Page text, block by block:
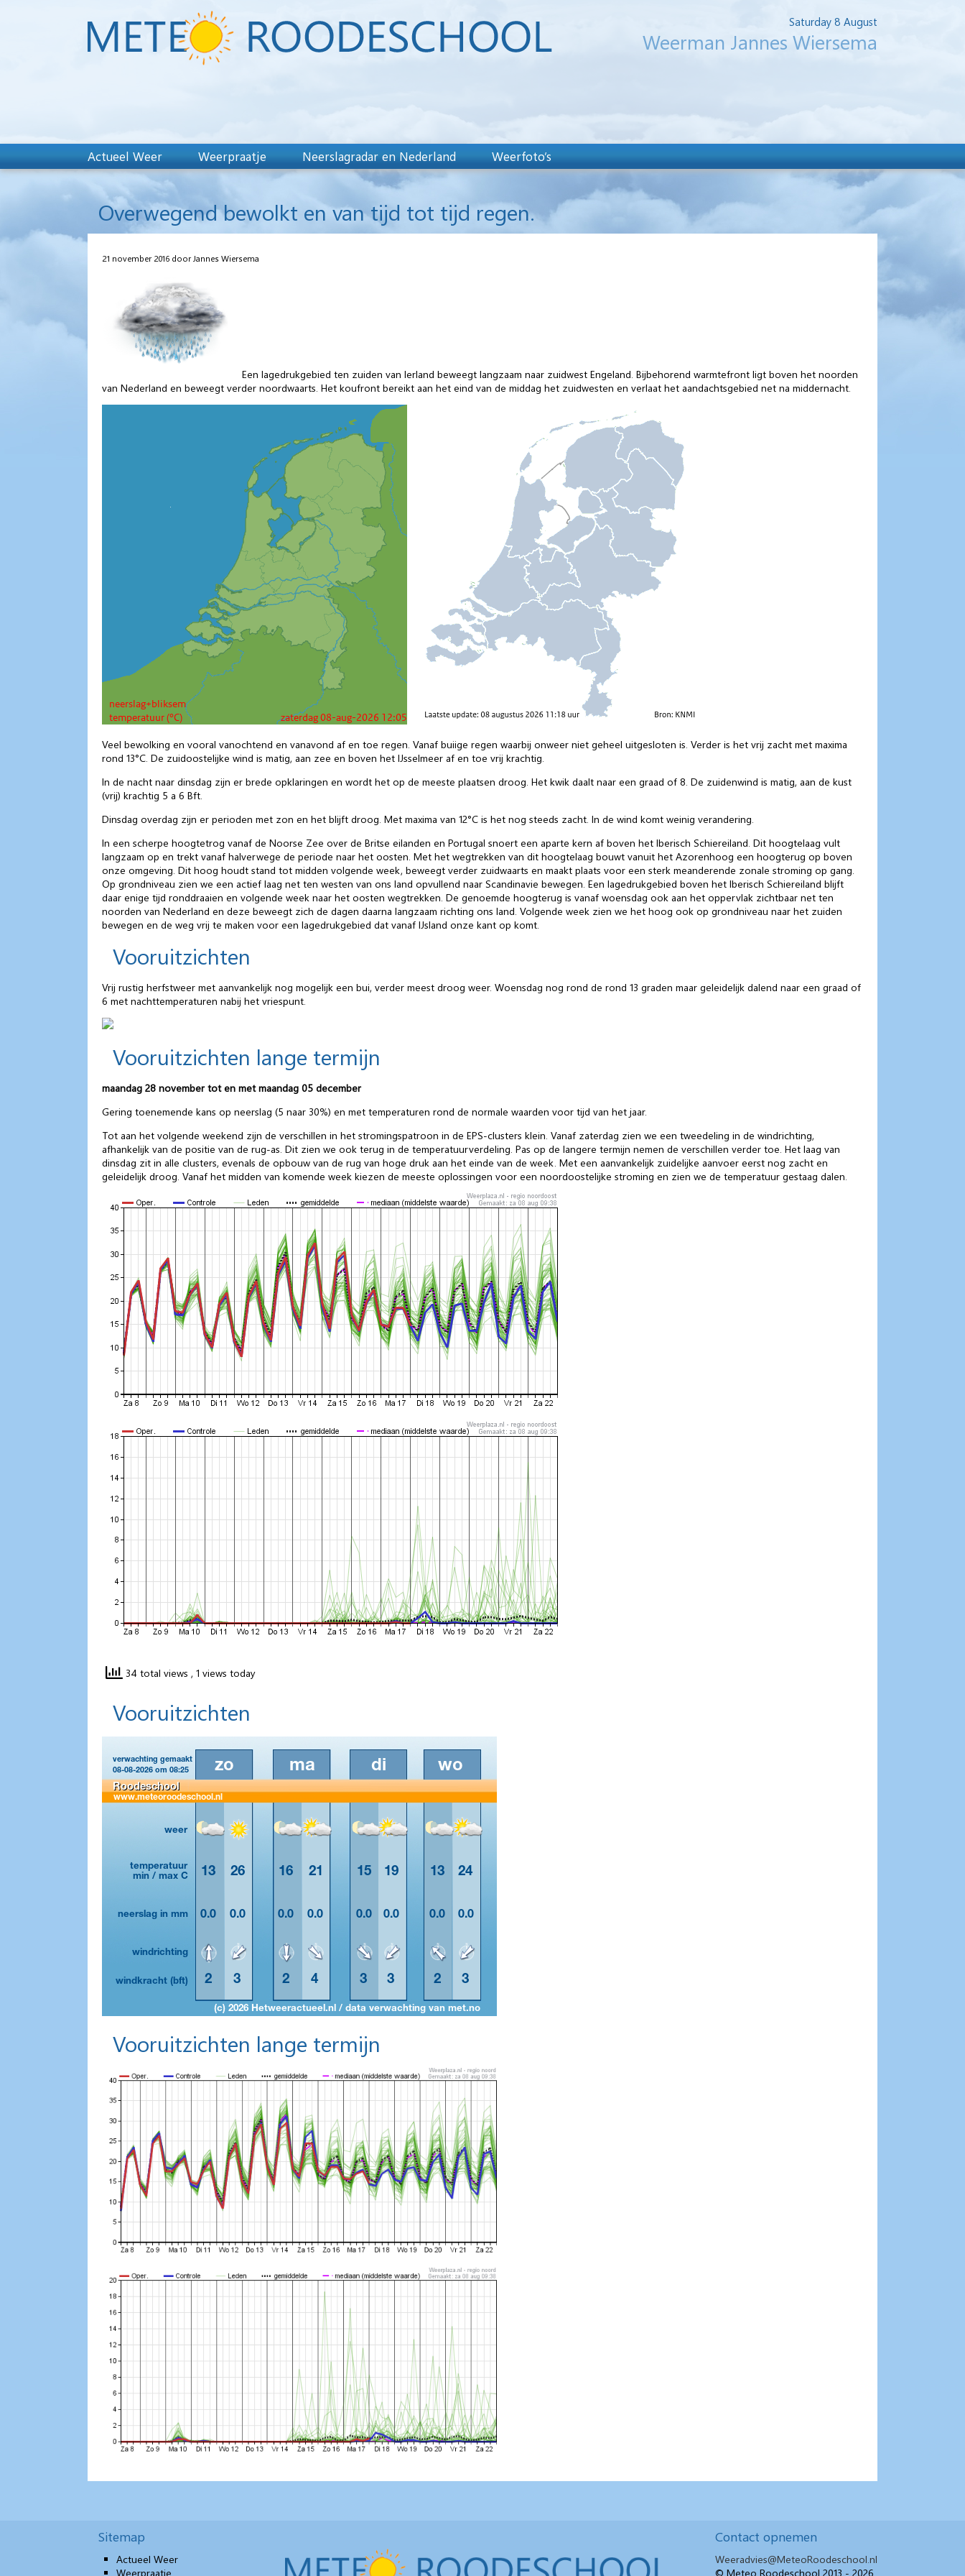
Saturday 8 August
Weerman Jannes Wiersema
Actueel Weer Weerpraatje Neerslagradar en Nederland Weerfoto’s
Overwegend bewolkt en van tijd tot tijd regen.
21 november 2016 door Jannes Wiersema
Een lagedrukgebied ten zuiden van Ierland beweegt langzaam naar zuidwest Engeland. Bijbehorend warmtefront ligt boven het noorden
van Nederland en beweegt verder noordwaarts. Het koufront bereikt aan het eind van de middag het zuidwesten en verlaat het aandachtsgebied net na middernacht.
Veel bewolking en vooral vanochtend en vanavond af en toe regen. Vanaf buiige regen waarbij onweer niet geheel uitgesloten is. Verder is het vrij zacht met maxima
rond 13°C. De zuidoostelijke wind is matig, aan zee en boven het IJsselmeer af en toe vrij krachtig.
In de nacht naar dinsdag zijn er brede opklaringen en wordt het op de meeste plaatsen droog. Het kwik daalt naar een graad of 8. De zuidenwind is matig, aan de kust
(vrij) krachtig 5 a 6 Bft.
Dinsdag overdag zijn er perioden met zon en het blijft droog. Met maxima van 12°C is het nog steeds zacht. In de wind komt weinig verandering.
In een scherpe hoogtetrog vanaf de Noorse Zee over de Britse eilanden en Portugal snoert een aparte kern af boven het Iberisch Schiereiland. Dit hoogtelaag vult
langzaam op en trekt vanaf halverwege de periode naar het oosten. Met het wegtrekken van dit hoogtelaag bouwt vanuit het Azorenhoog een hoogterug op boven
onze omgeving. Dit hoog houdt stand tot midden volgende week, beweegt verder zuidwaarts en maakt plaats voor een sterk meanderende zonale stroming op gang.
Op grondniveau zien we een actief laag net ten westen van ons land opvullend naar Scandinavie bewegen. Een lagedrukgebied boven het Iberisch Schiereiland blijft
daar enige tijd ronddraaien en volgende week naar het oosten wegtrekken. De genoemde hoogterug is vanaf woensdag ook aan het oppervlak zichtbaar net ten
noorden van Nederland en deze beweegt zich de dagen daarna langzaam richting ons land. Volgende week zien we het hoog ook op grondniveau naar het zuiden
bewegen en de weg vrij te maken voor een lagedrukgebied dat vanaf IJsland onze kant op komt.
Vooruitzichten
Vrij rustig herfstweer met aanvankelijk nog mogelijk een bui, verder meest droog weer. Woensdag nog rond de rond 13 graden maar geleidelijk dalend naar een graad of
6 met nachttemperaturen nabij het vriespunt.
Vooruitzichten lange termijn
maandag 28 november tot en met maandag 05 december
Gering toenemende kans op neerslag (5 naar 30%) en met temperaturen rond de normale waarden voor tijd van het jaar.
Tot aan het volgende weekend zijn de verschillen in het stromingspatroon in de EPS-clusters klein. Vanaf zaterdag zien we een tweedeling in de windrichting,
afhankelijk van de positie van de rug-as. Dit zien we ook terug in de temperatuurverdeling. Pas op de langere termijn nemen de verschillen verder toe. Het laag van
dinsdag zit in alle clusters, evenals de opbouw van de rug van hoge druk aan het einde van de week. Met een aanvankelijk zuidelijke aanvoer eerst nog zacht en
geleidelijk droog. Vanaf het midden van komende week kiezen de meeste oplossingen voor een noordoostelijke stroming en zien we de temperatuur gestaag dalen.
34 total views , 1 views today
Vooruitzichten
Vooruitzichten lange termijn
Sitemap
Actueel Weer
Weerpraatje
Contact opnemen
Weeradvies@MeteoRoodeschool.nl
© Meteo Roodeschool 2013 - 2026